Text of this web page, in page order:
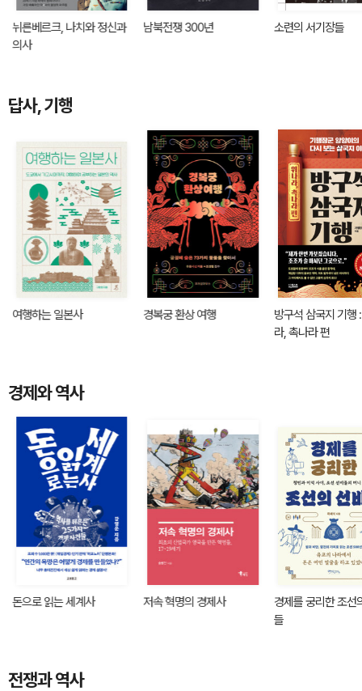
뉘른베르크, 나치와 정신과
의사
남북전쟁 300년 소련의 서기장들
답사, 기행
여행하는 일본사 경복궁 환상 여행
방구석 삼국지 기행
라, 촉나라 편
경제와 역사
돈으로 읽는 세계사 저속 혁명의 경제사
경제를 궁리한 조선
들
전쟁과 역사